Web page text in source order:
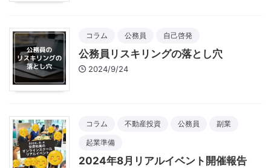
コラム 公務員 自己啓発
公務員リスキリングの落とし穴
2024/9/24
コラム 不動産投資 公務員 副業
起業準備
2024年8月リアルイベント開催報告